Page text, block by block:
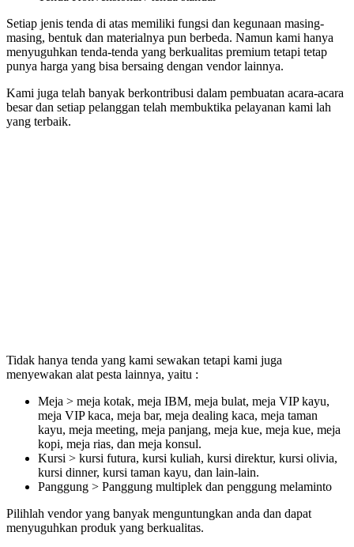
Setiap jenis tenda di atas memiliki fungsi dan kegunaan masing-
masing, bentuk dan materialnya pun berbeda. Namun kami hanya
menyuguhkan tenda-tenda yang berkualitas premium tetapi tetap
punya harga yang bisa bersaing dengan vendor lainnya.
Kami juga telah banyak berkontribusi dalam pembuatan acara-acara
besar dan setiap pelanggan telah membuktika pelayanan kami lah
yang terbaik.
Tidak hanya tenda yang kami sewakan tetapi kami juga
menyewakan alat pesta lainnya, yaitu :
Meja > meja kotak, meja IBM, meja bulat, meja VIP kayu,
meja VIP kaca, meja bar, meja dealing kaca, meja taman
kayu, meja meeting, meja panjang, meja kue, meja kue, meja
kopi, meja rias, dan meja konsul.
Kursi > kursi futura, kursi kuliah, kursi direktur, kursi olivia,
kursi dinner, kursi taman kayu, dan lain-lain.
Panggung > Panggung multiplek dan penggung melaminto
Pilihlah vendor yang banyak menguntungkan anda dan dapat
menyuguhkan produk yang berkualitas.